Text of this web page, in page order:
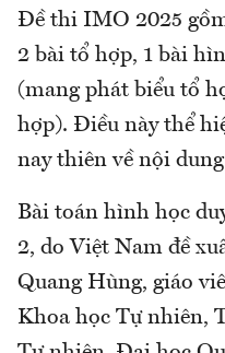
Đề thi IMO 2025
2 bài tổ hợp, 1 bài
(mang phát biểu tổ
hợp). Điều này thể
nay thiên về nội
Bài toán hình học
2, do Việt Nam đề
Quang Hùng, giáo
Khoa học Tự nhiên,